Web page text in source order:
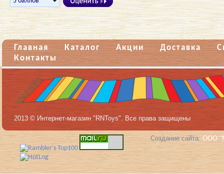
Главная Каталог Акции Доставка
Контакты
2013 © Интернет-магазин "RNToys". Все права защищены
Создание сайта: ООО